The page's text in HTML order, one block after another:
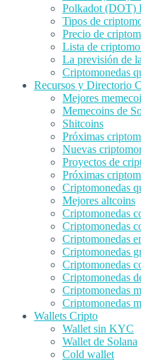
Polkadot (DOT)
Tipos de
Precio de
Lista de
La previsión de
Criptomonedas
Recursos y Directorio
Mejores
Memecoins de
Shitcoins
Próximas
Nuevas
Proyectos de
Próximas
Criptomonedas
Mejores altcoins
Criptomonedas
Criptomonedas
Criptomonedas
Criptomonedas
Criptomonedas
Criptomonedas
Criptomonedas
Criptomonedas
Wallets Cripto
Wallet sin KYC
Wallet de Solana
Cold wallet